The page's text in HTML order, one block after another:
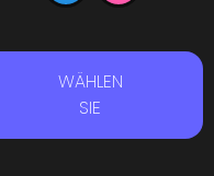
WÄHLEN
SIE